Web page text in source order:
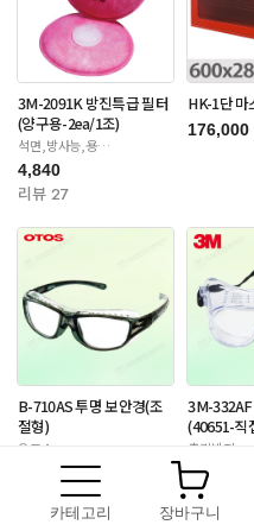
카테고리 장바구니
3M-2091K 방진특급 필터
(양구용-2ea/1조)
석면,방사능,용
접-6000/65020/7000S
4,840
리뷰 27
HK-1단
176,000
B-710AS 투명 보안경(조
절형)
오토스
리뷰 175
3M-
(40651-직
충격방지
3,630
리뷰 9